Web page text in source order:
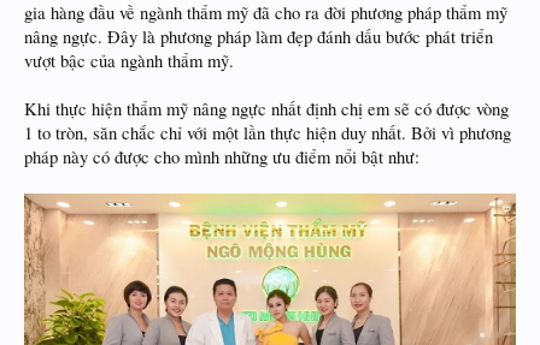
gia hàng đầu về ngành thẩm mỹ đã cho ra đời phương pháp thẩm mỹ
nâng ngực. Đây là phương pháp làm đẹp đánh dấu bước phát triển
vượt bậc của ngành thẩm mỹ.
Khi thực hiện thẩm mỹ nâng ngực nhất định chị em sẽ có được vòng
1 to tròn, săn chắc chỉ với một lần thực hiện duy nhất. Bởi vì phương
pháp này có được cho mình những ưu điểm nổi bật như: